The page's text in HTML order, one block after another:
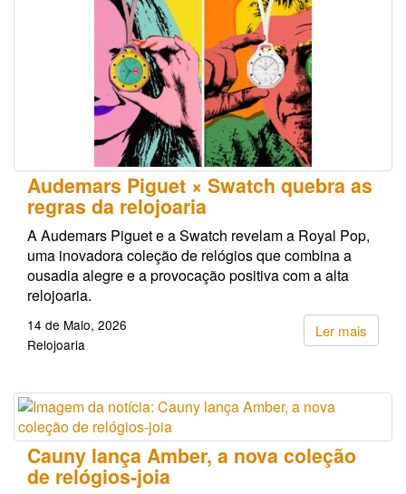
Audemars Piguet × Swatch quebra as
regras da relojoaria
A Audemars Piguet e a Swatch revelam a Royal Pop,
uma inovadora coleção de relógios que combina a
ousadia alegre e a provocação positiva com a alta
relojoaria.
Ler mais
14 de Maio, 2026
Relojoaria
Cauny lança Amber, a nova coleção
de relógios-joia